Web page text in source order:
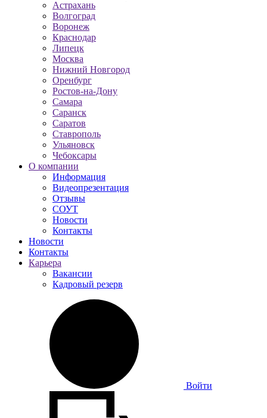
Астрахань
Волгоград
Воронеж
Краснодар
Липецк
Москва
Нижний Новгород
Оренбург
Ростов-на-Дону
Самара
Саранск
Саратов
Ставрополь
Ульяновск
Чебоксары
О компании
Информация
Видеопрезентация
Отзывы
СОУТ
Новости
Контакты
Новости
Контакты
Карьера
Вакансии
Кадровый резерв
Войти